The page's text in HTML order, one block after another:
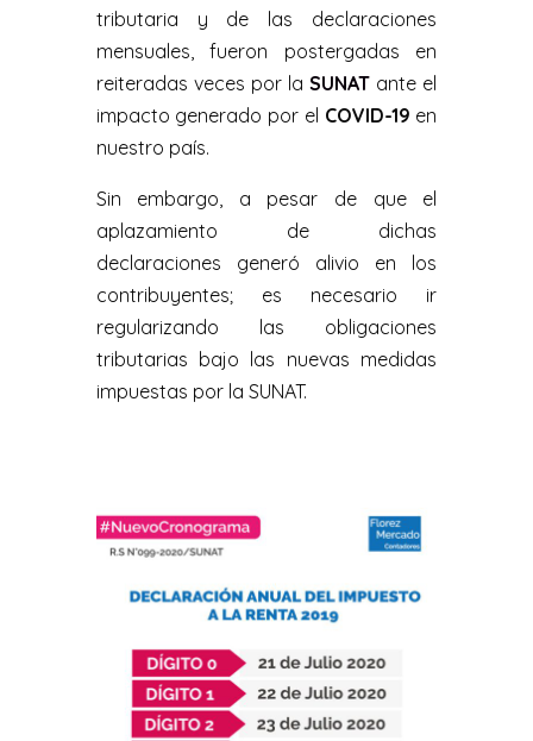
tributaria y de las declaraciones
mensuales, fueron postergadas en
reiteradas veces por la SUNAT ante el
impacto generado por el COVID-19 en
nuestro país.
Sin embargo, a pesar de que el
aplazamiento de dichas
declaraciones generó alivio en los
contribuyentes; es necesario ir
regularizando las obligaciones
tributarias bajo las nuevas medidas
impuestas por la SUNAT.